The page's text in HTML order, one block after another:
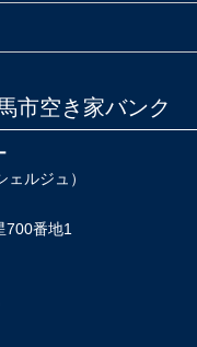
市空き家バンク
ェルジュ）
700番地1